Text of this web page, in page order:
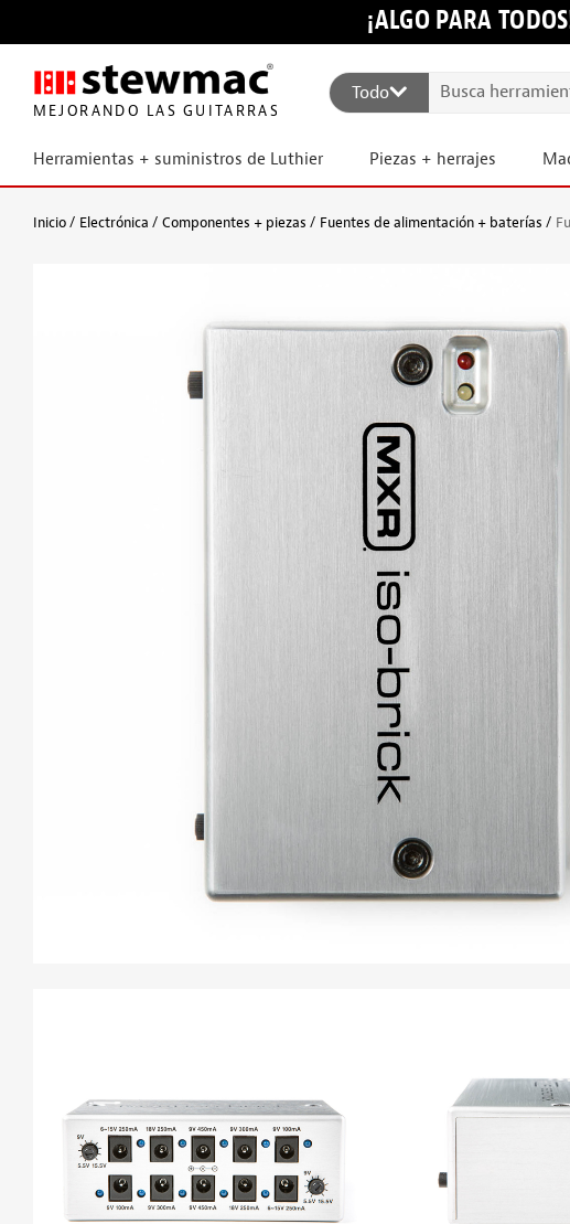
¡ALGO PARA
MEJORANDO LAS GUITARRAS
Todo
Herramientas + suministros de Luthier Piezas + herrajes
Inicio Electrónica Componentes + piezas Fuentes de alimentación + baterías